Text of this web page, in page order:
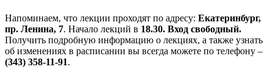
Напоминаем, что лекции проходят по адресу: Екатеринбург,
пр. Ленина, 7. Начало лекций в 18.30. Вход свободный.
Получить подробную информацию о лекциях, а также узнать
об изменениях в расписании вы всегда можете по телефону –
(343) 358-11-91.